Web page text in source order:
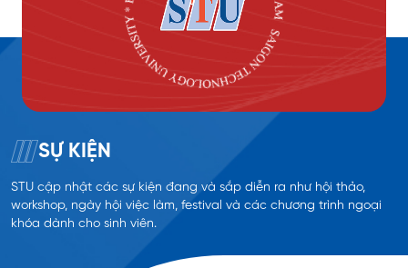
SỰ KIỆN
STU cập nhật các sự kiện đang và sắp diễn ra như hội thảo,
workshop, ngày hội việc làm, festival và các chương trình ngoại
khóa dành cho sinh viên.